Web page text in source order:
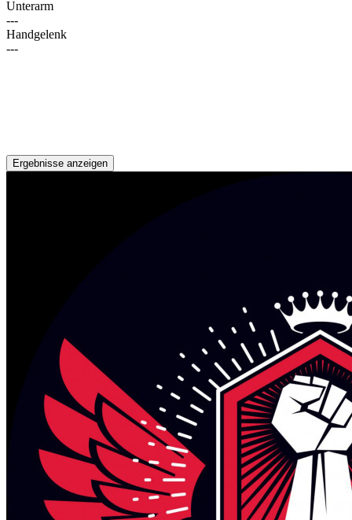
Unterarm
---
Handgelenk
---
Ergebnisse anzeigen